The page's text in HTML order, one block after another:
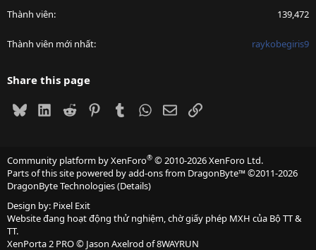
Thành viên 139,472
Thành viên mới nhất raykobegiris9
Share this page
BlueskyLinkedIn
Reddit PinterestTumblrWhatsApp
EmailLink
Community platform by XenForo® © 2010-2026 XenForo Ltd.
Parts of this site powered byadd-ons from DragonByte™©2011-2026
DragonByte Technologies(Details)
Design by: Pixel Exit
Website đang hoạt động thử nghiệm, chờ giấy phép MXH của Bộ TT &
TT.
XenPorta 2 PRO© Jason Axelrod of8WAYRUN